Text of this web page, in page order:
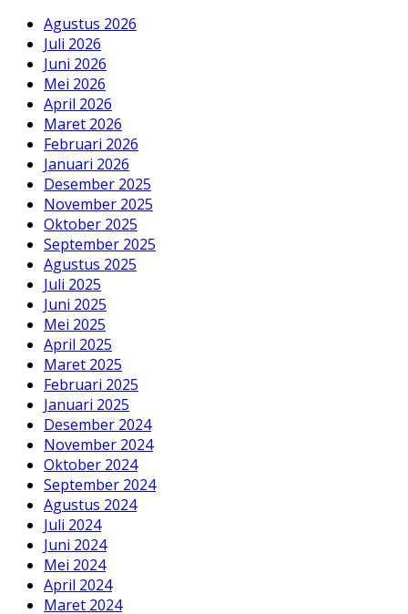
Agustus 2026
Juli 2026
Juni 2026
Mei 2026
April 2026
Maret 2026
Februari 2026
Januari 2026
Desember 2025
November 2025
Oktober 2025
September 2025
Agustus 2025
Juli 2025
Juni 2025
Mei 2025
April 2025
Maret 2025
Februari 2025
Januari 2025
Desember 2024
November 2024
Oktober 2024
September 2024
Agustus 2024
Juli 2024
Juni 2024
Mei 2024
April 2024
Maret 2024